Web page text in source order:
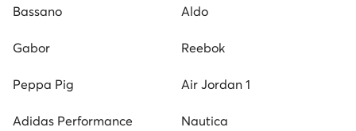
Bassano Aldo
Gabor Reebok
Peppa Pig Air Jordan 1
Adidas Performance Nautica